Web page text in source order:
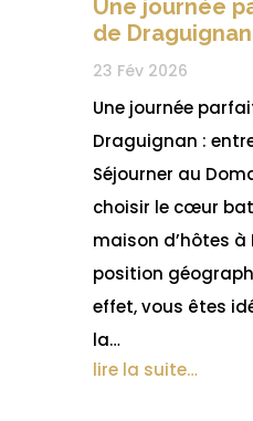
Une journée
de Draguignan
23 Fév 2026
Une journée
Draguignan :
Séjourner au
choisir le cœur
maison d’hôtes
position
effet, vous êtes
la…
lire la suite…